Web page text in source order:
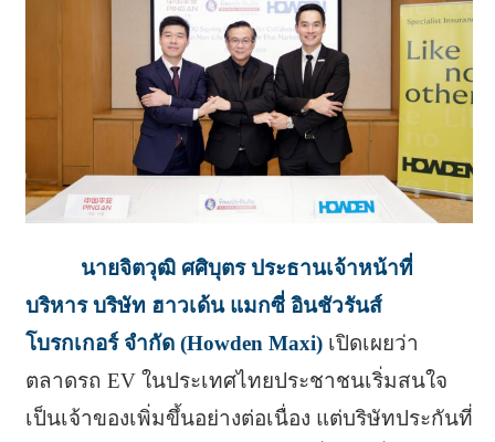
นายจิตวุฒิ ศศิบุตร ประธานเจ้าหน้าที่
บริหาร บริษัท ฮาวเด้น แมกซี่ อินชัวรันส์
โบรกเกอร์ จำกัด (Howden Maxi)เปิดเผยว่า
ตลาดรถ EV ในประเทศไทยประชาชนเริ่มสนใจ
เป็นเจ้าของเพิ่มขึ้นอย่างต่อเนื่อง แต่บริษัทประกันที่